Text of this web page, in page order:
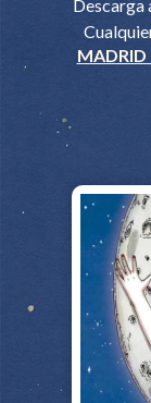
Descarga
MADRID